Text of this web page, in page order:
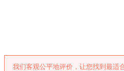
我们客观公平地评价，让您找到最适